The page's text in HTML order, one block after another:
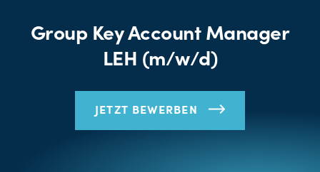
Group Key Account Manager
LEH (m/w/d)
JETZT BEWERBEN